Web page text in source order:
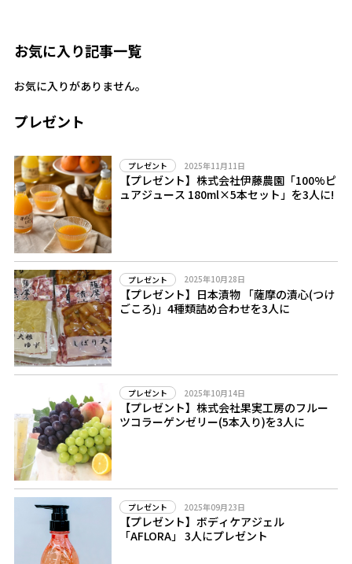
お気に入り記事一覧
お気に入りがありません。
プレゼント
プレゼント 2025年11月11日
【プレゼント】株式会社伊藤農園「100%ピ
ュアジュース 180ml×5本セット」を3人に!
プレゼント 2025年10月28日
【プレゼント】日本漬物 「薩摩の漬心(つけ
ごころ)」4種類詰め合わせを3人に
プレゼント 2025年10月14日
【プレゼント】株式会社果実工房のフルー
ツコラーゲンゼリー(5本入り)を3人に
プレゼント 2025年09月23日
【プレゼント】ボディケアジェル
「AFLORA」 3人にプレゼント